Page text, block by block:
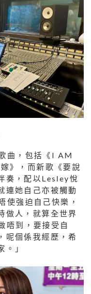
曲，包括《I AM
》，而新歌《要說
奏，配以Lesley悅
連她自己亦被觸動
使強迫自己快樂，
做人，就算全世界
唔到，要接受自
呢個係我經歷，希
。」